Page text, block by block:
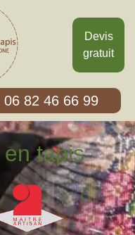
Devis
gratuit
06 82 46 66 99
tapis